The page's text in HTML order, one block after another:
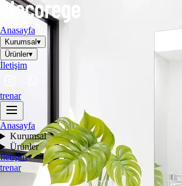
Anasayfa
Kurumsal▾
Ürünler▾
İletişim
trenar
Anasayfa
Kurumsal
Ürünler
İletişim
trenar